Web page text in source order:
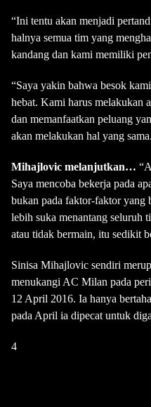
“Ini tentu akan menjadi
halnya semua tim yang
kandang dan kami memiliki
“Saya yakin bahwa besok
hebat. Kami harus melakukan
dan memanfaatkan peluang
akan melakukan hal yang
Mihajlovic melanjutkan…
Saya mencoba bekerja pada
bukan pada faktor-faktor yang
lebih suka menantang seluruh
atau tidak bermain, itu sedikit
Sinisa Mihajlovic sendiri
menukangi AC Milan pada
12 April 2016. Ia hanya
pada April ia dipecat untuk
4